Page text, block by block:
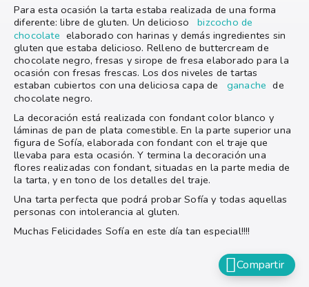
Para esta ocasión la tarta estaba realizada de una forma
diferente: libre de gluten. Un delicioso
bizcocho de
chocolate elaborado con harinas y demás ingredientes sin
gluten que estaba delicioso. Relleno de buttercream de
chocolate negro, fresas y sirope de fresa elaborado para la
ocasión con fresas frescas. Los dos niveles de tartas
estaban cubiertos con una deliciosa capa de
ganache de
chocolate negro.
La decoración está realizada con fondant color blanco y
láminas de pan de plata comestible. En la parte superior una
figura de Sofía, elaborada con fondant con el traje que
llevaba para esta ocasión. Y termina la decoración una
flores realizadas con fondant, situadas en la parte media de
la tarta, y en tono de los detalles del traje.
Una tarta perfecta que podrá probar Sofía y todas aquellas
personas con intolerancia al gluten.
Muchas Felicidades Sofía en este día tan especial!!!!
Compartir